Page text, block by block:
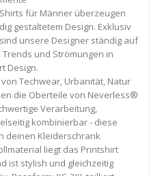
für Männer überzeugen
gestaltetem Design. Exklusiv
unsere Designer ständig auf
und Strömungen in
Design.
Techwear, Urbanität, Natur
die Oberteile von Neverless®
Verarbeitung,
kombinierbar - diese
deinen Kleiderschrank
liegt das Printshirt
ist stylish und gleichzeitig